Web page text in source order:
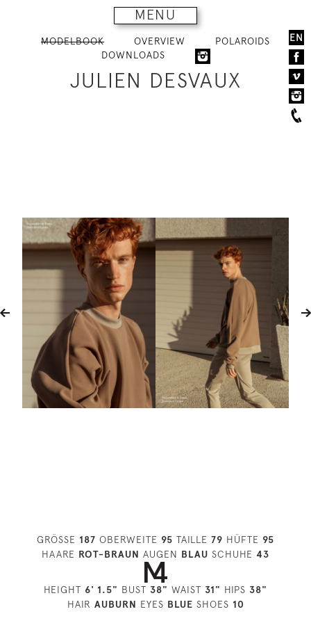
MENU
EN
MODELBOOK OVERVIEW
POLAROIDS
DOWNLOADS
JULIEN DESVAUX
GRÖSSE 187 OBERWEITE 95 TAILLE 79 HÜFTE 95
HAARE ROT-BRAUN AUGEN BLAU SCHUHE 43
HEIGHT 6' 1.5" BUST 38" WAIST 31" HIPS 38"
HAIR AUBURN EYES BLUE SHOES 10